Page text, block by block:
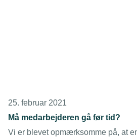
25. februar 2021
Må medarbejderen gå før tid?
Vi er blevet opmærksomme på, at